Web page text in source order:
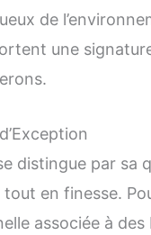
de
une
distingue par
en finesse.
associée à